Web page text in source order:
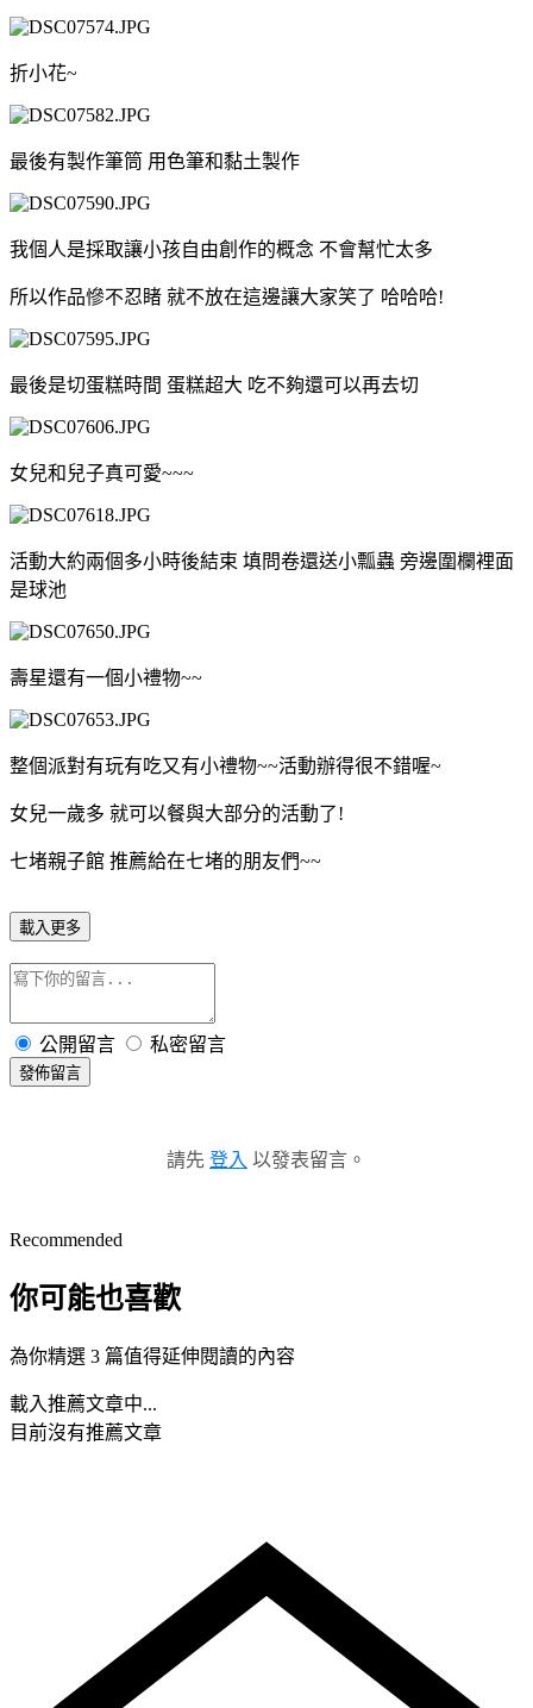
折小花~
最後有製作筆筒 用色筆和黏土製作
我個人是採取讓小孩自由創作的概念 不會幫忙太多
所以作品慘不忍睹 就不放在這邊讓大家笑了 哈哈哈!
最後是切蛋糕時間 蛋糕超大 吃不夠還可以再去切
女兒和兒子真可愛~~~
活動大約兩個多小時後結束 填問卷還送小瓢蟲 旁邊圍欄裡面
是球池
壽星還有一個小禮物~~
整個派對有玩有吃又有小禮物~~活動辦得很不錯喔~
女兒一歲多 就可以餐與大部分的活動了!
七堵親子館 推薦給在七堵的朋友們~~
載入更多
公開留言 私密留言
發佈留言
請先 登入 以發表留言。
Recommended
你可能也喜歡
為你精選 3 篇值得延伸閱讀的內容
載入推薦文章中...
目前沒有推薦文章